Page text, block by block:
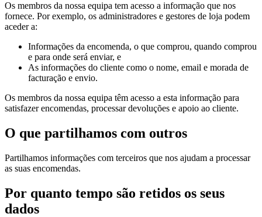
Os membros da nossa equipa tem acesso a informação que nos
fornece. Por exemplo, os administradores e gestores de loja podem
aceder a:
Informações da encomenda, o que comprou, quando comprou
e para onde será enviar, e
As informações do cliente como o nome, email e morada de
facturação e envio.
Os membros da nossa equipa têm acesso a esta informação para
satisfazer encomendas, processar devoluções e apoio ao cliente.
O que partilhamos com outros
Partilhamos informações com terceiros que nos ajudam a processar
as suas encomendas.
Por quanto tempo são retidos os seus
dados